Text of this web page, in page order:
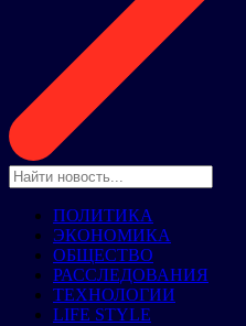
ПОЛИТИКА
ЭКОНОМИКА
ОБЩЕСТВО
РАССЛЕДОВАНИЯ
ТЕХНОЛОГИИ
LIFE STYLE